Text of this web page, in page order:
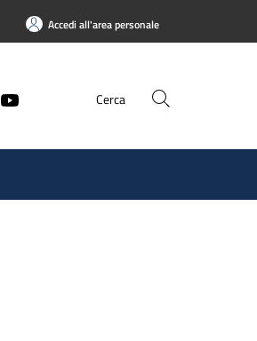
Accedi all'area personale
Cerca